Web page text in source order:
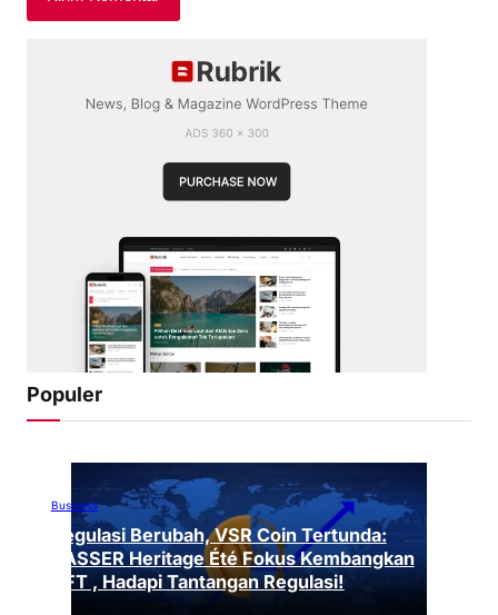
Populer
Business
Regulasi Berubah, VSR Coin Tertunda:
VASSER Heritage Été Fokus Kembangkan
NFT , Hadapi Tantangan Regulasi!